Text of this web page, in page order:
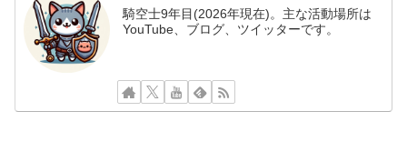
騎空士9年目(2026年現在)。主な活動場所は
YouTube、ブログ、ツイッターです。